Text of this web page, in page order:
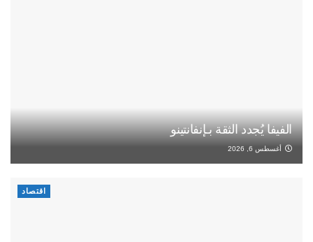
الفيفا يُجدد الثقة بـإنفانتينو
أغسطس 6, 2026
اقتصاد